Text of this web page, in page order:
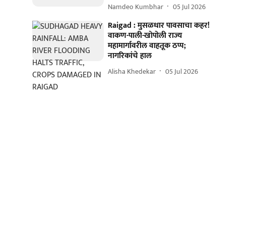
Namdeo Kumbhar 05 Jul 2026
Raigad : मुसळधार पावसाचा कहर!
वाकण-पाली-खोपोली राज्य
महामार्गावरील वाहतूक ठप्प;
नागरिकांचे हाल
Alisha Khedekar 05 Jul 2026